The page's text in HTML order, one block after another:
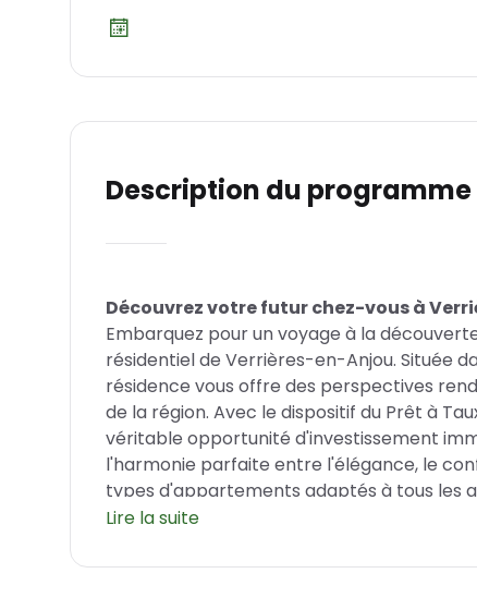
Description du programme
Découvrez votre futur chez-vous à
Embarquez pour un voyage à la
résidentiel de Verrières-en-Anjou. Située
résidence vous offre des perspectives
de la région. Avec le dispositif du Prêt à
véritable opportunité d'investissement
l'harmonie parfaite entre l'élégance, le
types d'appartements adaptés à tous les
Lire la suite